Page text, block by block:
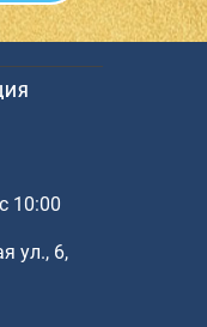
10:00
ул., 6,